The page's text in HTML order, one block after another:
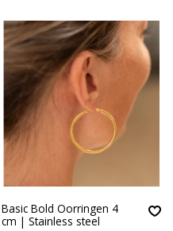
Basic Bold Oorringen 4
cm | Stainless steel